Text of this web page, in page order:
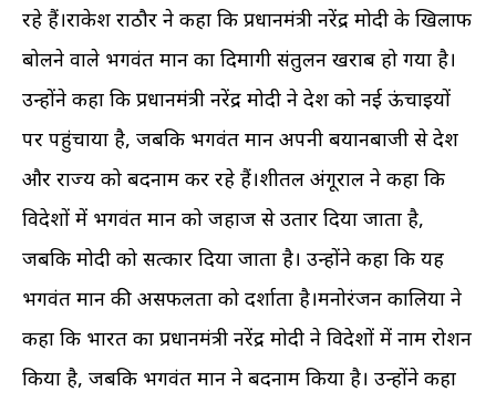
रहे हैं।राकेश राठौर ने कहा कि प्रधानमंत्री नरेंद्र मोदी के खिलाफ
बोलने वाले भगवंत मान का दिमागी संतुलन खराब हो गया है।
उन्होंने कहा कि प्रधानमंत्री नरेंद्र मोदी ने देश को नई ऊंचाइयों
पर पहुंचाया है, जबकि भगवंत मान अपनी बयानबाजी से देश
और राज्य को बदनाम कर रहे हैं।शीतल अंगूराल ने कहा कि
विदेशों में भगवंत मान को जहाज से उतार दिया जाता है,
जबकि मोदी को सत्कार दिया जाता है। उन्होंने कहा कि यह
भगवंत मान की असफलता को दर्शाता है।मनोरंजन कालिया ने
कहा कि भारत का प्रधानमंत्री नरेंद्र मोदी ने विदेशों में नाम रोशन
किया है, जबकि भगवंत मान ने बदनाम किया है। उन्होंने कहा